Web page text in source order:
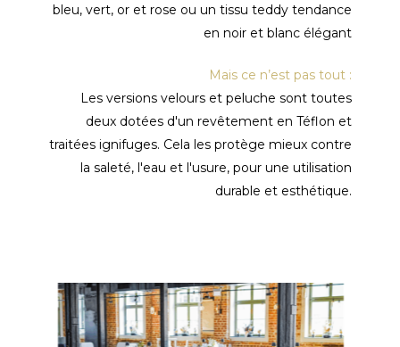
bleu, vert, or et rose ou un tissu teddy tendance
en noir et blanc élégant
Mais ce n’est pas tout :
Les versions velours et peluche sont toutes
deux dotées d'un revêtement en Téflon et
traitées ignifuges. Cela les protège mieux contre
la saleté, l'eau et l'usure, pour une utilisation
durable et esthétique.